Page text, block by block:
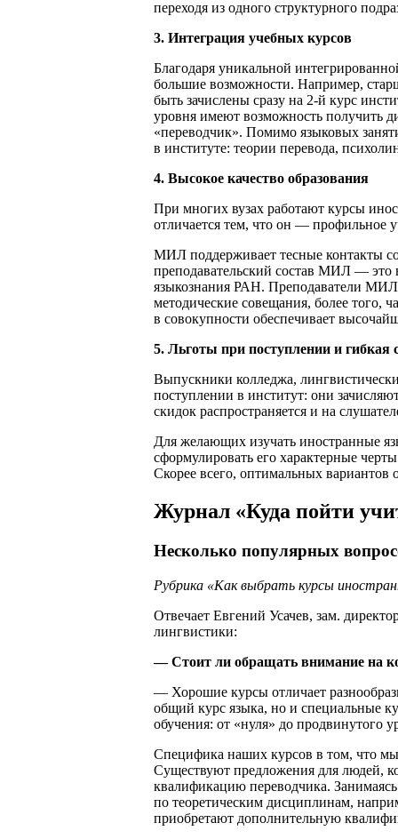
переходя из одного структурного
3. Интеграция учебных курсов
Благодаря уникальной
большие возможности. Например,
быть зачислены сразу на 2-й курс
уровня имеют возможность получить
«переводчик». Помимо языковых
в институте: теории перевода,
4. Высокое качество образования
При многих вузах работают курсы
отличается тем, что он — профильное
МИЛ поддерживает тесные контакты
преподавательский состав МИЛ —
языкознания РАН. Преподаватели
методические совещания, более того,
в совокупности обеспечивает
5. Льготы при поступлении и гибкая
Выпускники колледжа,
поступлении в институт: они
скидок распространяется и на
Для желающих изучать иностранные
сформулировать его характерные
Скорее всего, оптимальных
Журнал «Куда пойти
Несколько популярных
Рубрика «Как выбрать курсы
Отвечает Евгений Усачев, зам.
лингвистики:
— Стоит ли обращать внимание на
— Хорошие курсы отличает
общий курс языка, но и специальные
обучения: от «нуля» до продвинутого
Специфика наших курсов в том, что мы
Существуют предложения для людей,
квалификацию переводчика.
по теоретическим дисциплинам,
приобретают дополнительную